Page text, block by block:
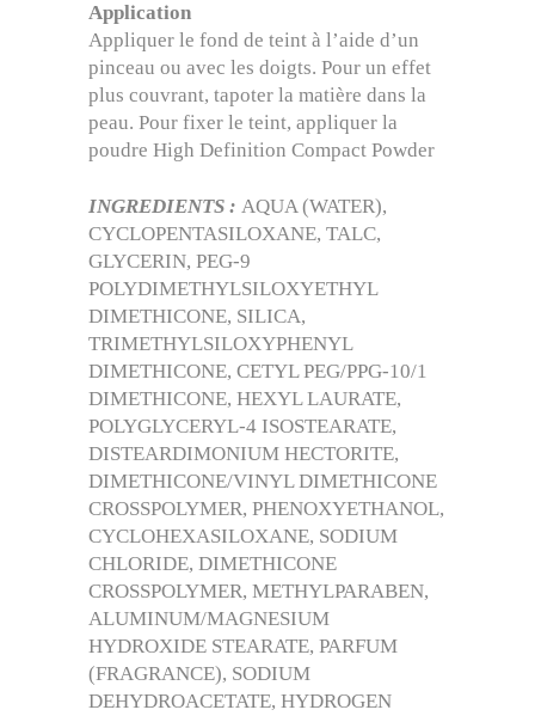
Application
Appliquer le fond de teint à l’aide d’un
pinceau ou avec les doigts. Pour un effet
plus couvrant, tapoter la matière dans la
peau. Pour fixer le teint, appliquer la
poudre High Definition Compact Powder
INGREDIENTS : AQUA (WATER),
CYCLOPENTASILOXANE, TALC,
GLYCERIN, PEG-9
POLYDIMETHYLSILOXYETHYL
DIMETHICONE, SILICA,
TRIMETHYLSILOXYPHENYL
DIMETHICONE, CETYL PEG/PPG-10/1
DIMETHICONE, HEXYL LAURATE,
POLYGLYCERYL-4 ISOSTEARATE,
DISTEARDIMONIUM HECTORITE,
DIMETHICONE/VINYL DIMETHICONE
CROSSPOLYMER, PHENOXYETHANOL,
CYCLOHEXASILOXANE, SODIUM
CHLORIDE, DIMETHICONE
CROSSPOLYMER, METHYLPARABEN,
ALUMINUM/MAGNESIUM
HYDROXIDE STEARATE, PARFUM
(FRAGRANCE), SODIUM
DEHYDROACETATE, HYDROGEN